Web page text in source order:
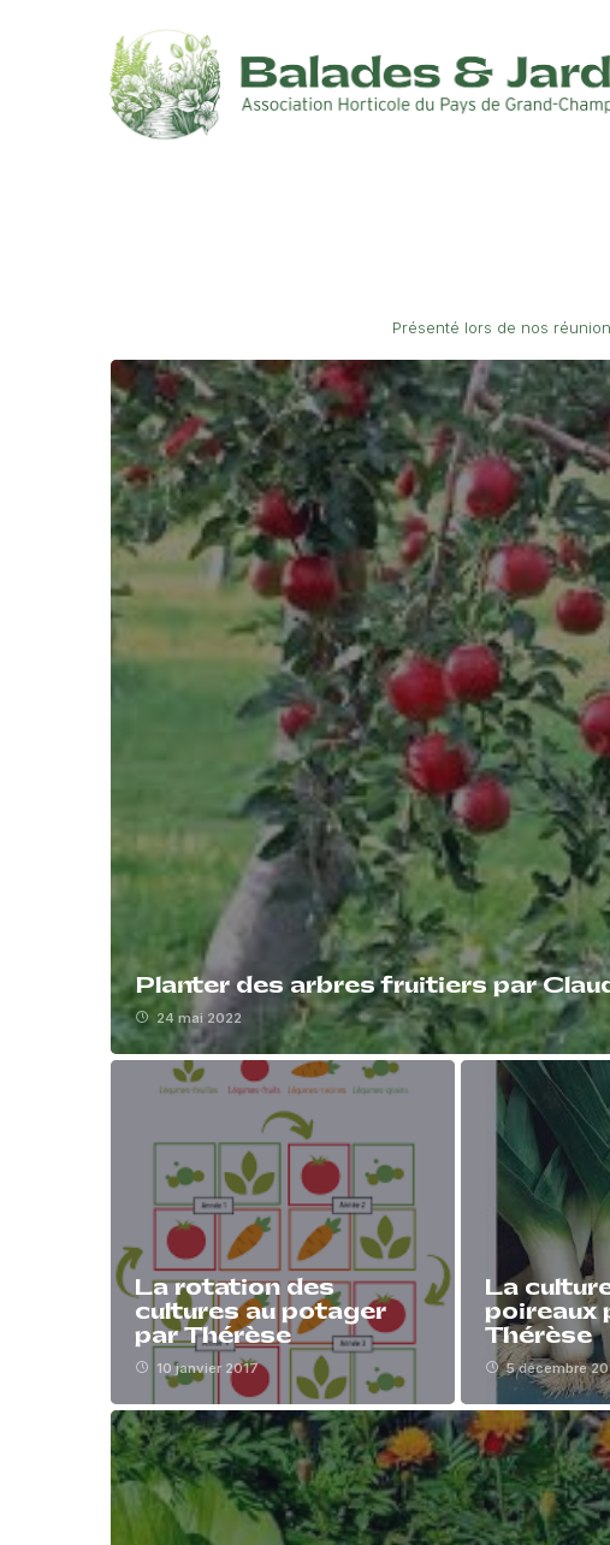
Présenté lors de nos
Planter des arbres fruitiers par
24 mai 2022
La rotation des
cultures au potager
par Thérèse
10 janvier 2017
La
poireaux
Thérèse
5 décembre